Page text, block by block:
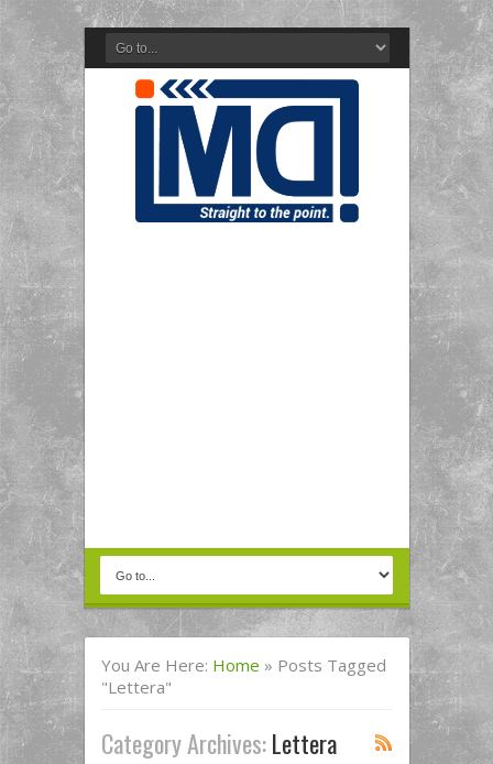
You Are Here: Home » Posts Tagged
"lettera"
Category Archives:Lettera